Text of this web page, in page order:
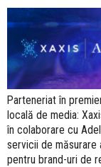
Parteneriat în
locală de media:
în colaborare cu
servicii de măsurare
pentru brand-uri de